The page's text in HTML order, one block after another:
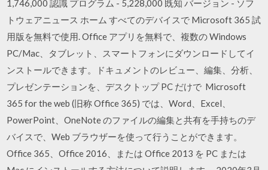
1,746,000 認識 プログラム - 5,228,000 既知 バージョン - ソフ
トウェアニュース ホーム すべてのデバイスで Microsoft 365 試
用版を無料で使用. Office アプリを無料で、複数の Windows
PC/Mac、タブレット、スマートフォンにダウンロードしてイ
ンストールできます。ドキュメントのレビュー、編集、分析、
プレゼンテーションを、デスクトップ PC だけで Microsoft
365 for the web (旧称 Office 365) では、Word、Excel、
PowerPoint、OneNote のファイルの編集と共有を手持ちのデ
バイスで、Web ブラウザーを使って行うことができます。
Office 365、Office 2016、または Office 2013 を PC または